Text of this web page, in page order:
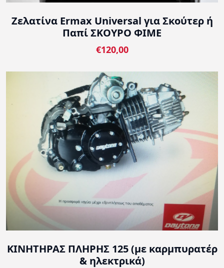
Ζελατίνα Ermax Universal για Σκούτερ ή
Παπί ΣΚΟΥΡΟ ΦΙΜΕ
€120,00
ΚΙΝΗΤΗΡΑΣ ΠΛΗΡΗΣ 125 (με καρμπυρατέρ
& ηλεκτρικά)